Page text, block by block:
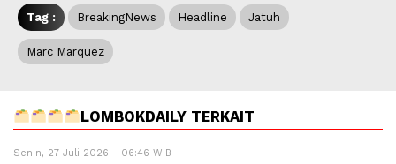
Tag : BreakingNews Headline Jatuh
Marc Marquez
LOMBOKDAILY TERKAIT
Senin, 27 Juli 2026 - 06:46 WIB